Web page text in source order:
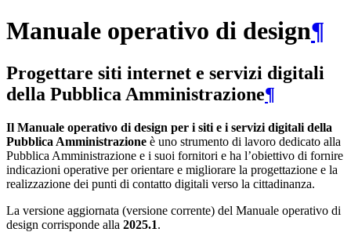
Manuale operativo di design¶
Progettare siti internet e servizi digitali
della Pubblica Amministrazione¶
Il Manuale operativo di design per i siti e i servizi digitali della
Pubblica Amministrazione è uno strumento di lavoro dedicato alla
Pubblica Amministrazione e i suoi fornitori e ha l’obiettivo di fornire
indicazioni operative per orientare e migliorare la progettazione e la
realizzazione dei punti di contatto digitali verso la cittadinanza.
La versione aggiornata (versione corrente) del Manuale operativo di
design corrisponde alla 2025.1.